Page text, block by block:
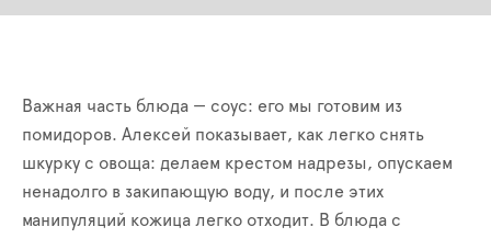
Важная часть блюда — соус: его мы готовим из
помидоров. Алексей показывает, как легко снять
шкурку с овоща: делаем крестом надрезы, опускаем
ненадолго в закипающую воду, и после этих
манипуляций кожица легко отходит. В блюда с